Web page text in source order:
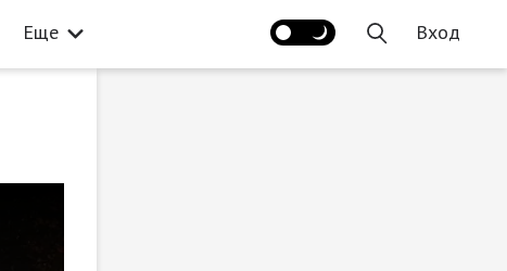
Еще Вход